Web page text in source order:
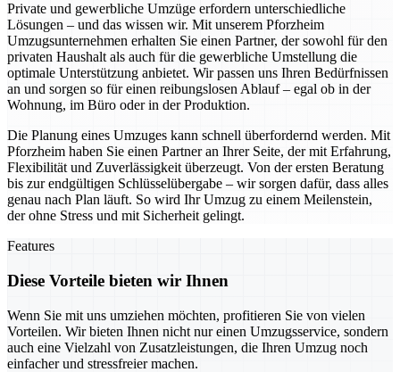
Private und gewerbliche Umzüge erfordern unterschiedliche
Lösungen – und das wissen wir. Mit unserem Pforzheim
Umzugsunternehmen erhalten Sie einen Partner, der sowohl für den
privaten Haushalt als auch für die gewerbliche Umstellung die
optimale Unterstützung anbietet. Wir passen uns Ihren Bedürfnissen
an und sorgen so für einen reibungslosen Ablauf – egal ob in der
Wohnung, im Büro oder in der Produktion.
Die Planung eines Umzuges kann schnell überfordernd werden. Mit
Pforzheim haben Sie einen Partner an Ihrer Seite, der mit Erfahrung,
Flexibilität und Zuverlässigkeit überzeugt. Von der ersten Beratung
bis zur endgültigen Schlüsselübergabe – wir sorgen dafür, dass alles
genau nach Plan läuft. So wird Ihr Umzug zu einem Meilenstein,
der ohne Stress und mit Sicherheit gelingt.
Features
Diese Vorteile bieten wir Ihnen
Wenn Sie mit uns umziehen möchten, profitieren Sie von vielen
Vorteilen. Wir bieten Ihnen nicht nur einen Umzugsservice, sondern
auch eine Vielzahl von Zusatzleistungen, die Ihren Umzug noch
einfacher und stressfreier machen.